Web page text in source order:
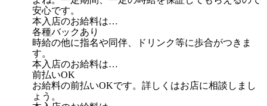
安心です。
本入店のお給料は…
各種バックあり
時給の他に指名や同伴、ドリンク等に歩合がつきま
す。
本入店のお給料は…
前払いOK
お給料の前払いOKです。詳しくはお店に相談しまし
ょう。